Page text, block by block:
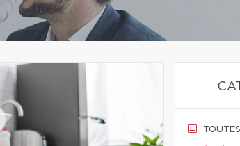
TOUTES